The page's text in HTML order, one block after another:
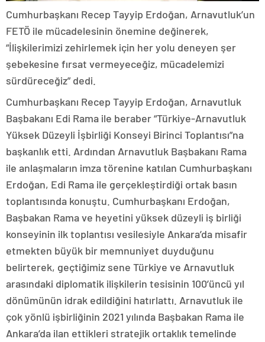
Cumhurbaşkanı Recep Tayyip Erdoğan, Arnavutluk’un
FETÖ ile mücadelesinin önemine değinerek,
“İlişkilerimizi zehirlemek için her yolu deneyen şer
şebekesine fırsat vermeyeceğiz, mücadelemizi
sürdüreceğiz” dedi.
Cumhurbaşkanı Recep Tayyip Erdoğan, Arnavutluk
Başbakanı Edi Rama ile beraber “Türkiye-Arnavutluk
Yüksek Düzeyli İşbirliği Konseyi Birinci Toplantısı”na
başkanlık etti. Ardından Arnavutluk Başbakanı Rama
ile anlaşmaların imza törenine katılan Cumhurbaşkanı
Erdoğan, Edi Rama ile gerçekleştirdiği ortak basın
toplantısında konuştu. Cumhurbaşkanı Erdoğan,
Başbakan Rama ve heyetini yüksek düzeyli iş birliği
konseyinin ilk toplantısı vesilesiyle Ankara’da misafir
etmekten büyük bir memnuniyet duyduğunu
belirterek, geçtiğimiz sene Türkiye ve Arnavutluk
arasındaki diplomatik ilişkilerin tesisinin 100’üncü yıl
dönümünün idrak edildiğini hatırlattı. Arnavutluk ile
çok yönlü işbirliğinin 2021 yılında Başbakan Rama ile
Ankara’da ilan ettikleri stratejik ortaklık temelinde